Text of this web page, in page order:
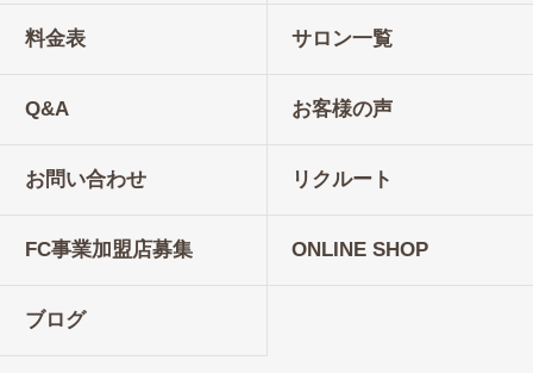
料金表 サロン一覧
Q&A お客様の声
お問い合わせ リクルート
FC事業加盟店募集 ONLINE SHOP
ブログ